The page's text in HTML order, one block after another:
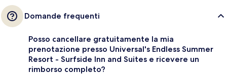
Domande frequenti
Posso cancellare gratuitamente la mia
prenotazione presso Universal's Endless Summer
Resort - Surfside Inn and Suites e ricevere un
rimborso completo?